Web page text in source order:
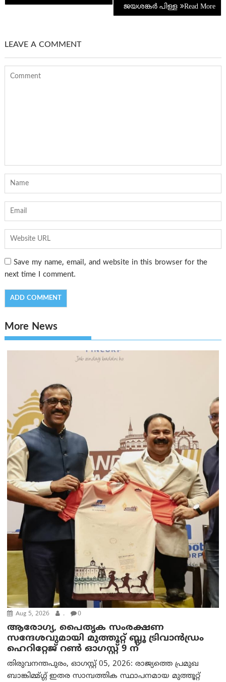
ജയശങ്കര്‍ പിള്ള
LEAVE A COMMENT
Save my name, email, and website in this browser for the
next time I comment.
More News
Aug 5, 2026 . 0
ആരോഗ്യ, പൈതൃക സംരക്ഷണ
സന്ദേശവുമായി മുത്തൂറ്റ് ബ്ലൂ ട്രിവാൻഡ്രം
ഹെറിറ്റേജ് റൺ ഓഗസ്റ്റ് 9 ന്
തിരുവനന്തപുരം, ഓഗസ്റ്റ് 05, 2026: രാജ്യത്തെ പ്രമുഖ
ബാങ്കിമ്മ്ഗ്ഗ് ഇതര സാമ്പത്തിക സ്ഥാപനമായ മുത്തൂറ്റ്